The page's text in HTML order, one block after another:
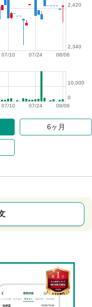
08/06
07/24
07/10
2,340
2,420
08/06
07/24
07/10
0
10,000
6ヶ月